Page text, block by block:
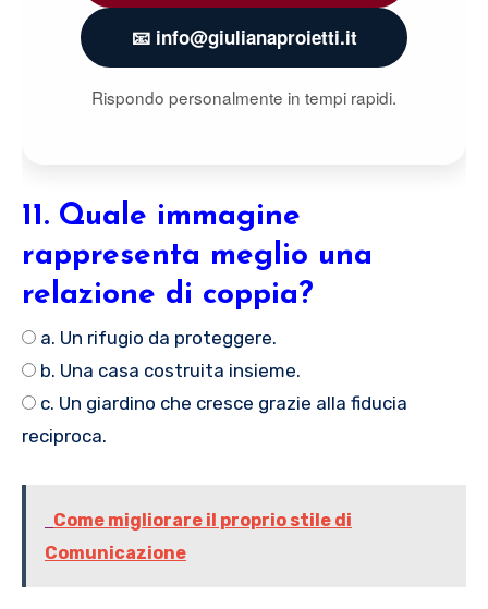
📧 info@giulianaproietti.it
Rispondo personalmente in tempi rapidi.
11. Quale immagine
rappresenta meglio una
relazione di coppia?
a. Un rifugio da proteggere.
b. Una casa costruita insieme.
c. Un giardino che cresce grazie alla fiducia
reciproca.
Come migliorare il proprio stile di
Comunicazione